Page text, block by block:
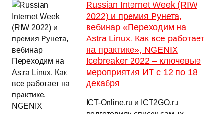
Russian Internet Week (RIW
2022) и премия Рунета,
вебинар «Переходим на
Astra Linux. Как все работает
на практике», NGENIX
Icebreaker 2022 – ключевые
мероприятия ИТ с 12 по 18
декабря
ICT-Online.ru и ICT2GO.ru